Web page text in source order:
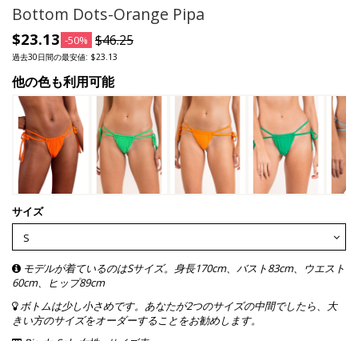
Bottom Dots-Orange Pipa
$23.13 -50% $46.25
過去30日間の最安値: $23.13
他の色も利用可能
サイズ
モデルが着ているのはSサイズ。身長170cm、バスト83cm、ウエスト
60cm、ヒップ89cm
ボトムは少し小さめです。あなたが2つのサイズの中間でしたら、大
きい方のサイズをオーダーすることをお勧めします。